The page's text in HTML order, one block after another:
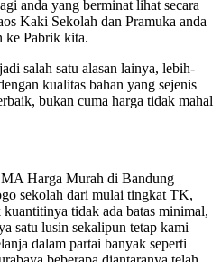
anda yang berminat lihat secara
Kaki Sekolah dan Pramuka anda
ke Pabrik kita.
salah satu alasan lainya, lebih-
kualitas bahan yang sejenis
bukan cuma harga tidak mahal
Harga Murah di Bandung
sekolah dari mulai tingkat TK,
tidak ada batas minimal,
satu lusin sekalipun tetap kami
dalam partai banyak seperti